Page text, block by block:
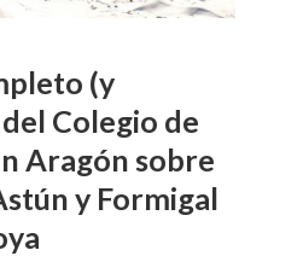
(y
Colegio de
Aragón sobre
y Formigal